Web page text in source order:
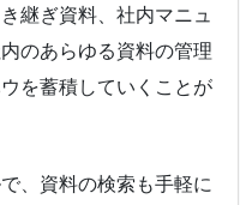
継ぎ資料、社内マニュ
のあらゆる資料の管理
を蓄積していくことが
、資料の検索も手軽に